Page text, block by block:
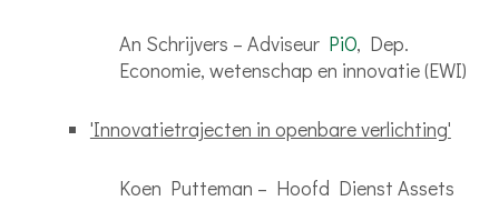
An Schrijvers – Adviseur PiO, Dep.
Economie, wetenschap en innovatie (EWI)
'Innovatietrajecten in openbare verlichting'
Koen Putteman – Hoofd Dienst Assets